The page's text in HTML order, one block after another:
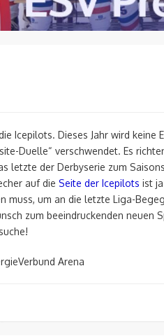
Icepilots. Dieses Jahr wird keine
Duelle“ verschwendet. Es
letzte der Derbyserie zum
auf die Seite der Icepilots ist
muss, um an die letzte Liga-
zum beeindruckenden neuen
Arena